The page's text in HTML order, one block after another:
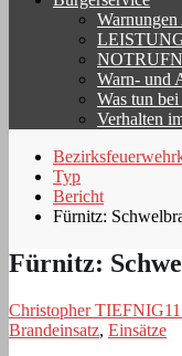
Warn- und
Was tun
Verhalten
Typ
Bericht
Fürnitz:
Fürnitz:
Christopher TIEFNIG
Brandeinsatz, Einsätze